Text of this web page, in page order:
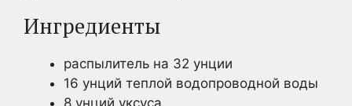
Ингредиенты
распылитель на 32 унции
16 унций теплой водопроводной воды
8 унций уксуса